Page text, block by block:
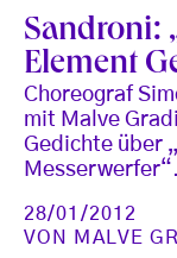
Sandroni:
Element
Choreograf
mit Malve
Gedichte über
Messerwerfer“.
28/01/2012
VON MALVE